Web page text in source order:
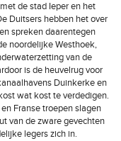
de stad Ieper en het
Duitsers hebben het over
spreken daarentegen
noordelijke Westhoek,
van de
is de heuvelrug voor
Duinkerke en
wat kost te verdedigen.
Franse troepen slagen
van de zware gevechten
legers zich in.